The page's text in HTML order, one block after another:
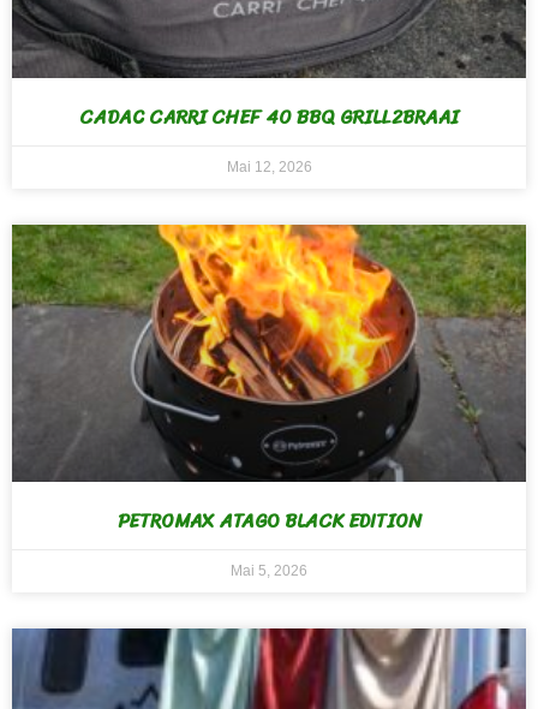
CADAC CARRI CHEF 40 BBQ GRILL2BRAAI
Mai 12, 2026
PETROMAX ATAGO BLACK EDITION
Mai 5, 2026